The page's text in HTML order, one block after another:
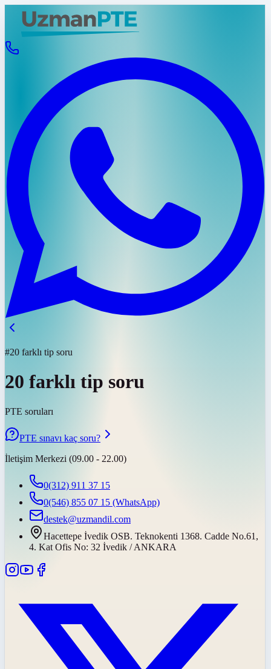
#20 farklı tip soru
20 farklı tip soru
PTE soruları
PTE sınavı kaç soru?
İletişim Merkezi (09.00 - 22.00)
0(312) 911 37 15
0(546) 855 07 15 (WhatsApp)
destek@uzmandil.com
Hacettepe İvedik OSB. Teknokenti 1368. Cadde No.61,
4. Kat Ofis No: 32 İvedik / ANKARA